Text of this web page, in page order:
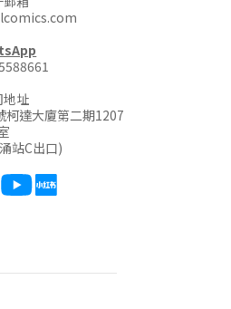
地址
柯達大廈第二期1207
站C出口)